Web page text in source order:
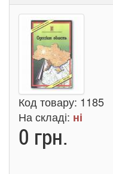
Код товару: 1185
На складі: ні
0 грн.